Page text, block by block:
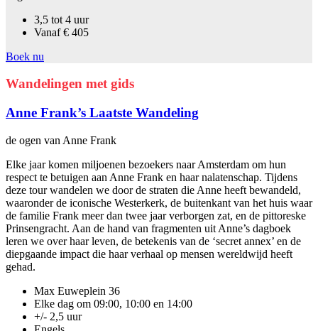
3,5 tot 4 uur
Vanaf € 405
Boek nu
Wandelingen met gids
Anne Frank’s Laatste Wandeling
de ogen van Anne Frank
Elke jaar komen miljoenen bezoekers naar Amsterdam om hun
respect te betuigen aan Anne Frank en haar nalatenschap. Tijdens
deze tour wandelen we door de straten die Anne heeft bewandeld,
waaronder de iconische Westerkerk, de buitenkant van het huis waar
de familie Frank meer dan twee jaar verborgen zat, en de pittoreske
Prinsengracht. Aan de hand van fragmenten uit Anne’s dagboek
leren we over haar leven, de betekenis van de ‘secret annex’ en de
diepgaande impact die haar verhaal op mensen wereldwijd heeft
gehad.
Max Euweplein 36
Elke dag om 09:00, 10:00 en 14:00
+/- 2,5 uur